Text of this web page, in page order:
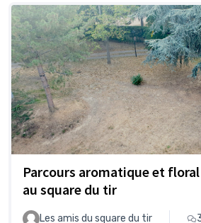
Parcours aromatique et floral
au square du tir
Les amis du square du tir